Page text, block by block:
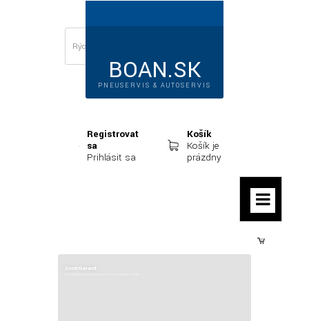
BOAN.SK
PNEUSERVIS & AUTOSERVIS
Registrovať
sa
Prihlásiť sa
Košík
Košík je
prázdny
ContiGarant